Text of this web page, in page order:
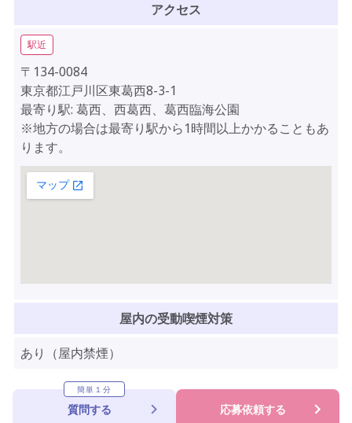
アクセス
駅近
〒134-0084
東京都江戸川区東葛西8-3-1
最寄り駅: 葛西、西葛西、葛西臨海公園
※地方の場合は最寄り駅から1時間以上かかることもあ
ります。
屋内の受動喫煙対策
あり（屋内禁煙）
簡単１分
質問する 応募依頼する